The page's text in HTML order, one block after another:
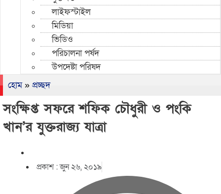
লাইফস্টাইল
মিডিয়া
ভিডিও
পরিচালনা পর্ষদ
উপদেষ্টা পরিষদ
হোম» প্রচ্ছদ
সংক্ষিপ্ত সফরে শফিক চৌধুরী ও পংকি
খান’র যুক্তরাজ্য যাত্রা
প্রকাশ :জুন ২৬, ২০১৯